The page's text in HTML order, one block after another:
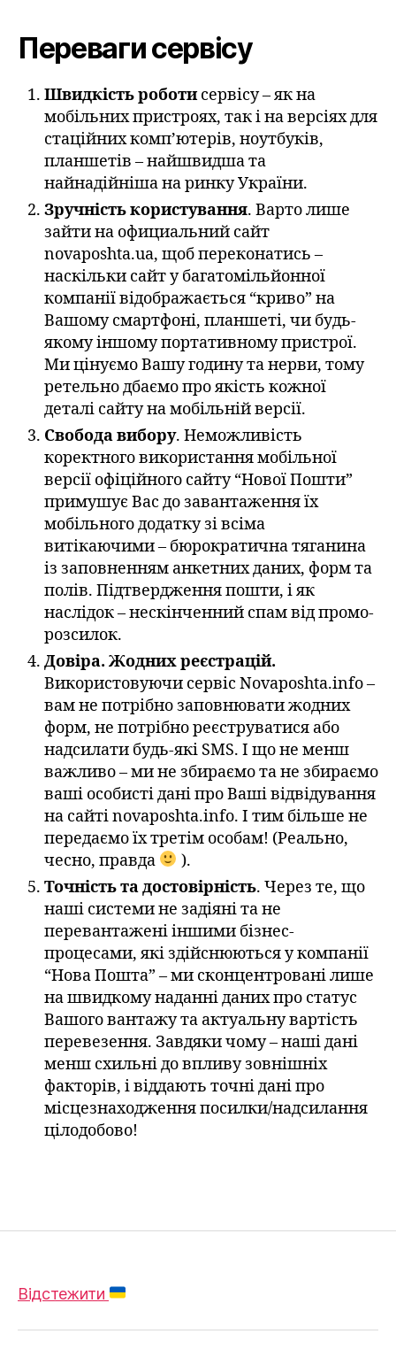
Переваги сервісу
Швидкість роботисервісу – як на
мобільних пристроях, так і на версіях для
стаційних комп’ютерів, ноутбуків,
планшетів – найшвидша та
найнадійніша на ринку України.
Зручність користування. Варто лише
зайти на официальний сайт
novaposhta.ua, щоб переконатись –
наскільки сайт у багатомільйонної
компанії відображається “криво” на
Вашому смартфоні, планшеті, чи будь-
якому іншому портативному пристрої.
Ми цінуємо Вашу годину та нерви, тому
ретельно дбаємо про якість кожної
деталі сайту на мобільній версії.
Свобода вибору. Неможливість
коректного використання мобільної
версії офіційного сайту “Нової Пошти”
примушує Вас до завантаження їх
мобільного додатку зі всіма
витікаючими – бюрократична тяганина
із заповненням анкетних даних, форм та
полів. Підтвердження пошти, і як
наслідок – нескінченний спам від промо-
розсилок.
Довіра. Жодних реєстрацій.
Використовуючи сервіс Novaposhta.info –
вам не потрібно заповнювати жодних
форм, не потрібно реєструватися або
надсилати будь-які SMS. І що не менш
важливо – ми не збираємо та не збираємо
ваші особисті дані про Ваші відвідування
на сайті novaposhta.info. І тим більше не
передаємо їх третім особам! (Реально,
чесно, правда
).
Точність та достовірність. Через те, що
наші системи не задіяні та не
перевантажені іншими бізнес-
процесами, які здійснюються у компанії
“Нова Пошта” – ми сконцентровані лише
на швидкому наданні даних про статус
Вашого вантажу та актуальну вартість
перевезення. Завдяки чому – наші дані
менш схильні до впливу зовнішніх
факторів, і віддають точні дані про
місцезнаходження посилки/надсилання
цілодобово!
Відстежити